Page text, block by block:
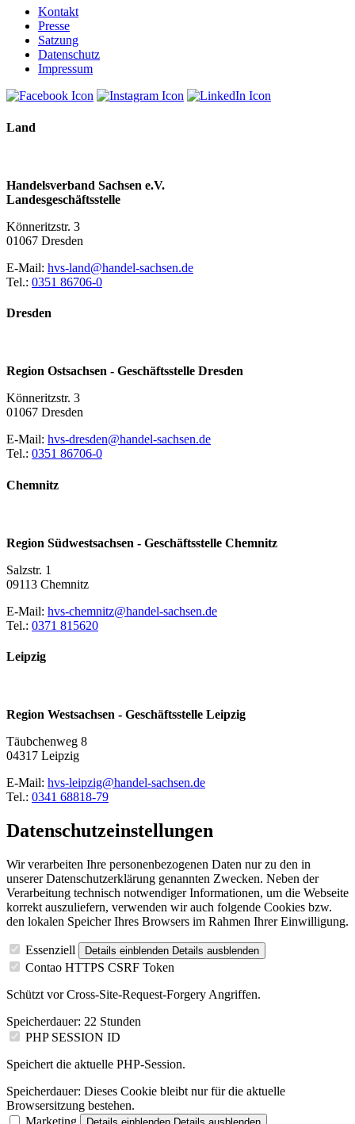
Kontakt
Presse
Satzung
Datenschutz
Impressum
Land
Handelsverband Sachsen e.V.
Landesgeschäftsstelle
Könneritzstr. 3
01067 Dresden
E-Mail: hvs-land@handel-sachsen.de
Tel.: 0351 86706-0
Dresden
Region Ostsachsen - Geschäftsstelle Dresden
Könneritzstr. 3
01067 Dresden
E-Mail: hvs-dresden@handel-sachsen.de
Tel.: 0351 86706-0
Chemnitz
Region Südwestsachsen - Geschäftsstelle Chemnitz
Salzstr. 1
09113 Chemnitz
E-Mail: hvs-chemnitz@handel-sachsen.de
Tel.: 0371 815620
Leipzig
Region Westsachsen - Geschäftsstelle Leipzig
Täubchenweg 8
04317 Leipzig
E-Mail: hvs-leipzig@handel-sachsen.de
Tel.: 0341 68818-79
Datenschutzeinstellungen
Wir verarbeiten Ihre personenbezogenen Daten nur zu den in
unserer Datenschutzerklärung genannten Zwecken. Neben der
Verarbeitung technisch notwendiger Informationen, um die Webseite
korrekt auszuliefern, verwenden wir auch folgende Cookies bzw.
den lokalen Speicher Ihres Browsers im Rahmen Ihrer Einwilligung.
Essenziell Details einblenden Details ausblenden
Contao HTTPS CSRF Token
Schützt vor Cross-Site-Request-Forgery Angriffen.
Speicherdauer: 22 Stunden
PHP SESSION ID
Speichert die aktuelle PHP-Session.
Speicherdauer: Dieses Cookie bleibt nur für die aktuelle
Browsersitzung bestehen.